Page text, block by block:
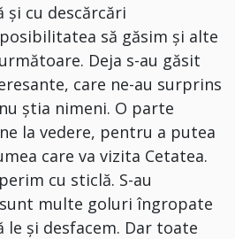
și cu descărcări
să găsim și alte
Deja s-au găsit
care ne-au surprins
știa nimeni. O parte
la vedere, pentru a putea
care va vizita Cetatea.
cu sticlă. S-au
multe goluri îngropate
le și desfacem. Dar toate